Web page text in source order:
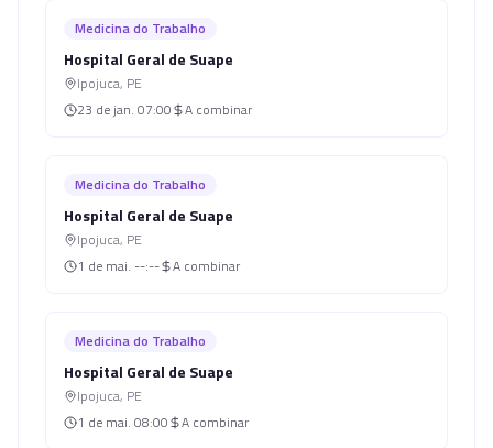
Medicina do Trabalho
Hospital Geral de Suape
Ipojuca, PE
23 de jan. 07:00 A combinar
Medicina do Trabalho
Hospital Geral de Suape
Ipojuca, PE
1 de mai. --:-- A combinar
Medicina do Trabalho
Hospital Geral de Suape
Ipojuca, PE
1 de mai. 08:00 A combinar